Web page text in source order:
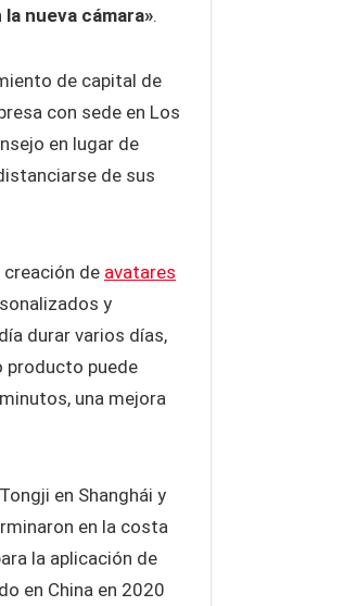
nueva cámara».
de capital de
con sede en Los
en lugar de
de sus
de avatares
y
durar varios días,
producto puede
una mejora
en Shanghái y
en la costa
la aplicación de
en China en 2020